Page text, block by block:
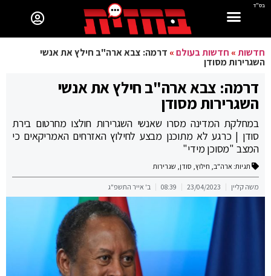
בס"ד
חדשות» חדשות בעולם» דרמה: צבא ארה"ב חילץ את אנשי
השגרירות מסודן
דרמה: צבא ארה"ב חילץ את אנשי
השגרירות מסודן
במחלקת המדינה מסרו שאנשי השגרירות חולצו מחרטום בירת
סודן | כרגע לא מתוכנן מבצע לחילוץ האזרחים האמריקאים כי
המצב "מסוכן מידי"
תגיות: ארה"ב, חילוץ, סודן, שגרירות
משה קליין 23/04/2023
08:39 ב' אייר התשפ"ג